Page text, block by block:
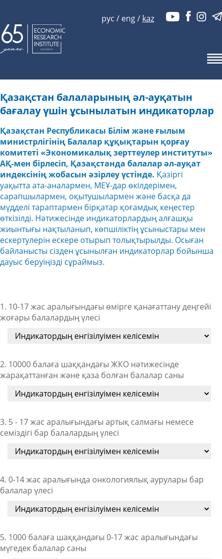
рус / eng/ kaz
Қазақстан балаларының әл-ауқатын
бағалау үшін ұсынылатын индикаторлар
Қазақстан Республикасы Білім және ғылым
министрлігінің Балалар құқықтарын қорғау
комитеті «Экономикалық зерттеулер институты»
АҚ-мен бірлесіп, Қазақстанда балалар әл-ауқат
индексінің жобасын әзірлеу үстінде. Қазіргі
уақытта ата-аналармен, МЕҰ-дар өкілдерімен,
сарапшылармен, оқытушылармен және басқа да
мүдделі тараптармен бірқатар қоғамдық кеңестер
өткізілді. Нәтижесінде индикаторлардың алғашқы
жиынтығы нақтыланып, көпшіліктің ұсыныстары мен
ескертулерін ескере отырып толықтырылды. Осыған
байланысты сізден ұсынылған индикаторлар бойынша
дауыс беруіңізді сұраймыз.
1. 10-17 жас аралығындағы өмірге қанағаттану деңгейі
жоғары балалардың үлесі
2. 10000 балаға шаққандағы ЖКО нәтижесінде
жарақаттанған және қаза болған балалар саны
3. 5 - 17 жас аралығындағы артық салмағы немесе
семіздігі бар балалардың үлесі
4. 0-14 жас аралығында онкологиялық аурулары бар
балалар үлесі
5. 1000 балаға шаққандағы 0-17 жас аралығындағы
мүгедек балалар саны